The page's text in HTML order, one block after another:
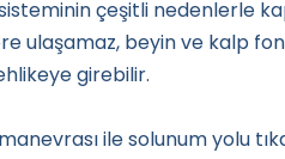
çeşitli nedenlerle
ulaşamaz, beyin ve kalp
girebilir.
ile solunum yolu